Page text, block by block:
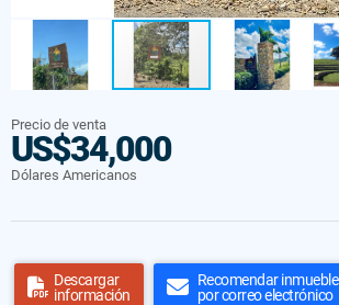
Precio de venta
US$34,000
Dólares Americanos
Descargar
información
Recomendar inmueble
por correo electrónico